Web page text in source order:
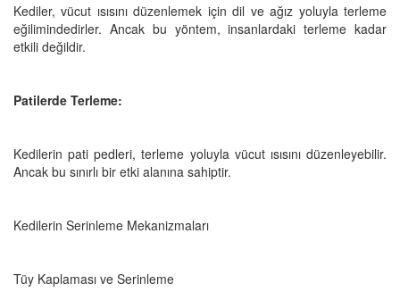
Kediler, vücut ısısını düzenlemek için dil ve ağız yoluyla terleme
eğilimindedirler. Ancak bu yöntem, insanlardaki terleme kadar
etkili değildir.
Patilerde Terleme:
Kedilerin pati pedleri, terleme yoluyla vücut ısısını düzenleyebilir.
Ancak bu sınırlı bir etki alanına sahiptir.
Kedilerin Serinleme Mekanizmaları
Tüy Kaplaması ve Serinleme